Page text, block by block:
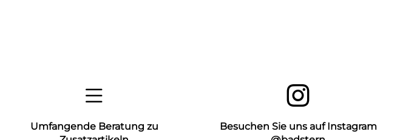
Umfangende Beratung zu
Besuchen Sie uns auf Instagram